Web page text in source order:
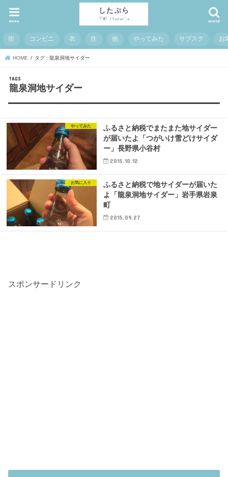
search
menu
街 コンビニ 衣 住 他 やってみた サブスク お
HOME タグ : 龍泉洞地サイダー
龍泉洞地サイダー
やってみた
ふるさと納税でまたまた地サイダー
が届いたよ「つがいけ雪どけサイダ
ー」長野県小谷村
2015.10.12
お気に入り
ふるさと納税で地サイダーが届いた
よ「龍泉洞地サイダー」岩手県岩泉
町
2015.09.27
スポンサードリンク